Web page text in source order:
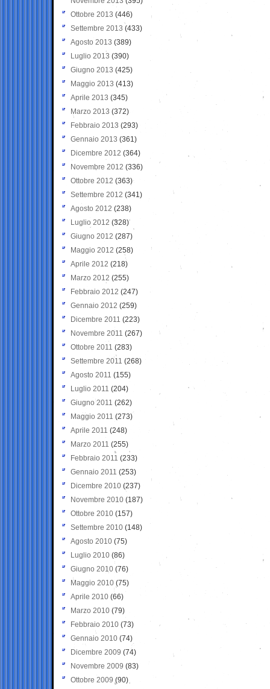
Ottobre 2013 (446)
Settembre 2013 (433)
Agosto 2013 (389)
Luglio 2013 (390)
Giugno 2013 (425)
Maggio 2013 (413)
Aprile 2013 (345)
Marzo 2013 (372)
Febbraio 2013 (293)
Gennaio 2013 (361)
Dicembre 2012 (364)
Novembre 2012 (336)
Ottobre 2012 (363)
Settembre 2012 (341)
Agosto 2012 (238)
Luglio 2012 (328)
Giugno 2012 (287)
Maggio 2012 (258)
Aprile 2012 (218)
Marzo 2012 (255)
Febbraio 2012 (247)
Gennaio 2012 (259)
Dicembre 2011 (223)
Novembre 2011 (267)
Ottobre 2011 (283)
Settembre 2011 (268)
Agosto 2011 (155)
Luglio 2011 (204)
Giugno 2011 (262)
Maggio 2011 (273)
Aprile 2011 (248)
Marzo 2011 (255)
Febbraio 2011 (233)
Gennaio 2011 (253)
Dicembre 2010 (237)
Novembre 2010 (187)
Ottobre 2010 (157)
Settembre 2010 (148)
Agosto 2010 (75)
Luglio 2010 (86)
Giugno 2010 (76)
Maggio 2010 (75)
Aprile 2010 (66)
Marzo 2010 (79)
Febbraio 2010 (73)
Gennaio 2010 (74)
Dicembre 2009 (74)
Novembre 2009 (83)
Ottobre 2009 (90)